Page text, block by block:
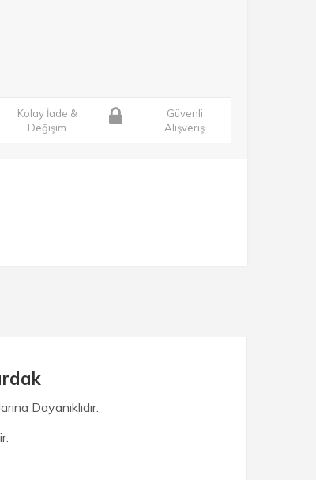
Kolay İade &
Değişim
Güvenli
Alışveriş
Dayanıklıdır.